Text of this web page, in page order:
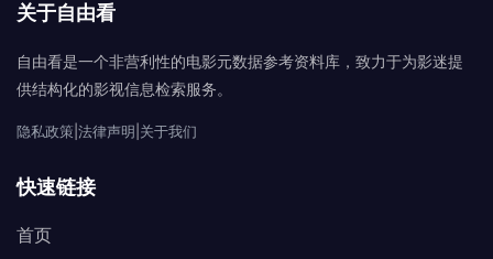
关于自由看
自由看是一个非营利性的电影元数据参考资料库，致力于为影迷提
供结构化的影视信息检索服务。
隐私政策 法律声明 关于我们
快速链接
首页